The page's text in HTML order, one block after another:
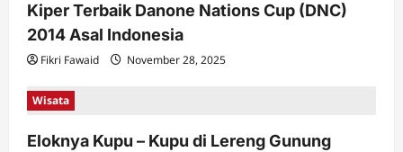
Kiper Terbaik Danone Nations Cup (DNC)
2014 Asal Indonesia
Fikri Fawaid November 28, 2025
Wisata
Eloknya Kupu – Kupu di Lereng Gunung